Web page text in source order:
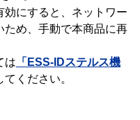
効にすると、ネットワー
ため、手動で本商品に再
は 「ESS-IDステルス機
てください。